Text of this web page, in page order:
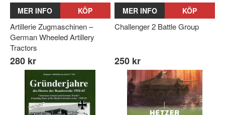
MER INFO KÖP
Artillerie Zugmaschinen –
German Wheeled Artillery
Tractors
280 kr
MER INFO KÖP
Challenger 2 Battle Group
250 kr